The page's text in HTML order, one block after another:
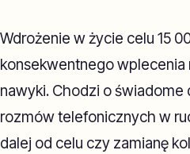
Wdrożenie w życie celu 15
konsekwentnego wplecenia
nawyki. Chodzi o
rozmów telefonicznych w
dalej od celu czy zamianę